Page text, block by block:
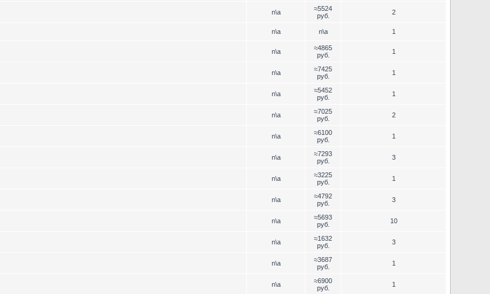
n\a
≈5524
руб.
2
n\a n\a 1
n\a
≈4865
руб.
1
n\a
≈7425
руб.
1
n\a
≈5452
руб.
1
n\a
≈7025
руб.
2
n\a
≈6100
руб.
1
n\a
≈7293
руб.
3
n\a
≈3225
руб.
1
n\a
≈4792
руб.
3
n\a
≈5693
руб.
10
n\a
≈1632
руб.
3
n\a
≈3687
руб.
1
n\a
≈6900
руб.
1